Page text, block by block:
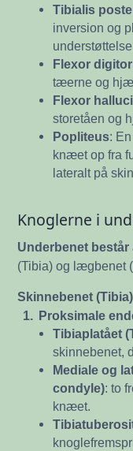
Tibialis
inversion og
Flexor
tæerne og
Flexor
storetåen og
Popliteus:
knæet op fra
lateralt på
Knoglerne i
Underbenet
(Tibia) og lægbenet
Skinnebenet (Tibia)
1. Proksimale
Tibiaplatået
skinnebenet,
Mediale og
condyle): to
knæet.